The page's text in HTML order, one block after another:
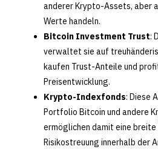
anderer Krypto-Assets, aber
Werte handeln.
Bitcoin Investment Trust:
verwaltet sie auf
kaufen Trust-Anteile und
Preisentwicklung.
Krypto-Indexfonds: Diese
Portfolio Bitcoin und andere
ermöglichen damit eine
Risikostreuung innerhalb der